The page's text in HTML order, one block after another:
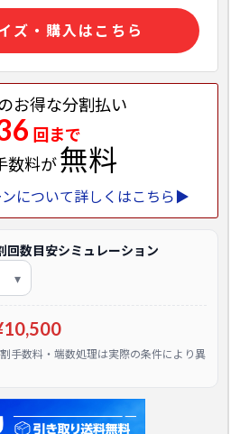
ズ・購入はこちら
お得な分割払い
回まで
数料が無料
ンについて詳しくはこちら▶
回数目安シミュレーション
手数料・端数処理は実際の条件により異